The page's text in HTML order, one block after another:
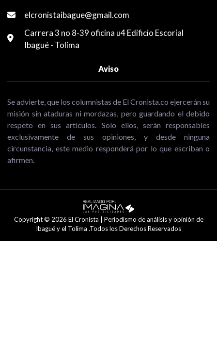
elcronistaibague@gmail.com
Carrera 3 no 8-39 oficina u4 Edificio Escorial
Ibagué - Tolima
Aviso
Se advierte, que los columnistas de El Cronista.co ejercerán su
misión sin ataduras ni mordazas, pero guardando el debido
respeto en sus artículos. Solo ellos, serán responsables
exclusivamente de sus opiniones, y desde ninguna
circunstancia, este medio responderá por lo que escriban o
afirmen.
Copyright © 2026 El Cronista | Periodismo de análisis y opinión de
Ibagué y el Tolima .Todos los Derechos Reservados